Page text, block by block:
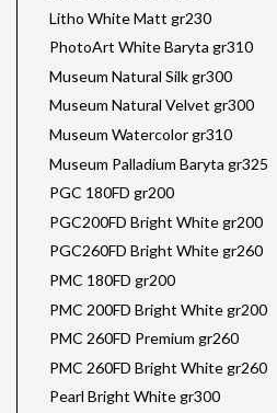
Litho White Matt gr230
PhotoArt White Baryta gr310
Museum Natural Silk gr300
Museum Natural Velvet gr300
Museum Watercolor gr310
Museum Palladium Baryta gr325
PGC 180FD gr200
PGC200FD Bright White gr200
PGC260FD Bright White gr260
PMC 180FD gr200
PMC 200FD Bright White gr200
PMC 260FD Premium gr260
PMC 260FD Bright White gr260
Pearl Bright White gr300